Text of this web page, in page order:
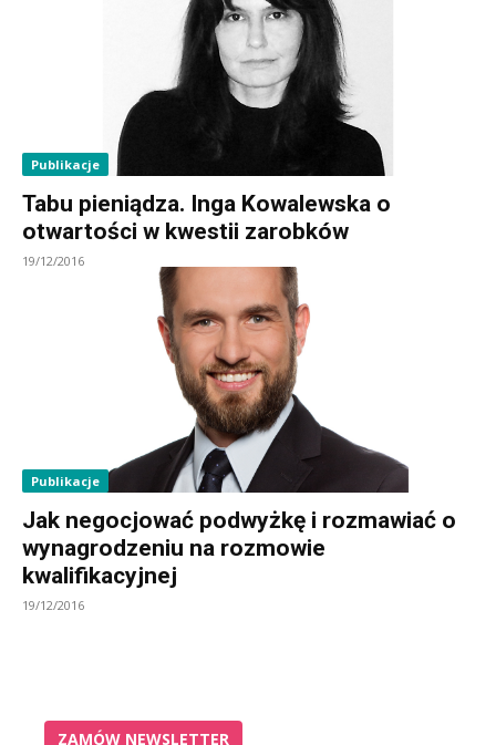
Publikacje
Tabu pieniądza. Inga Kowalewska o
otwartości w kwestii zarobków
19/12/2016
Publikacje
Jak negocjować podwyżkę i rozmawiać o
wynagrodzeniu na rozmowie
kwalifikacyjnej
19/12/2016
ZAMÓW NEWSLETTER